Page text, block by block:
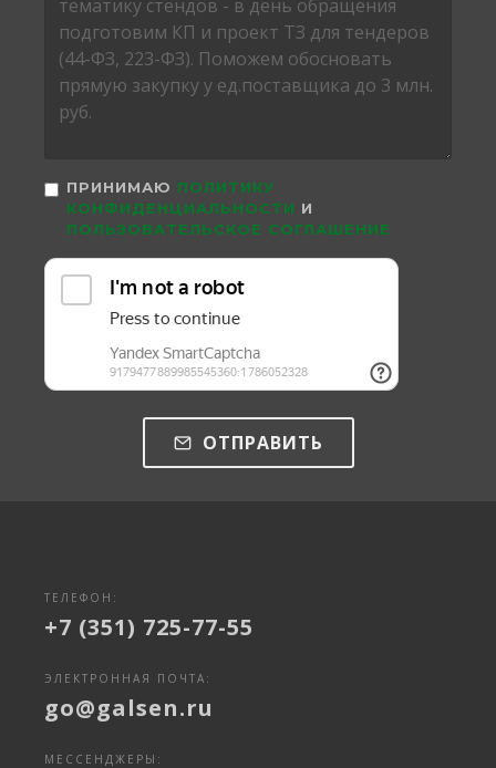
ПРИНИМАЮ ПОЛИТИКУ
КОНФИДЕНЦИАЛЬНОСТИ И
ПОЛЬЗОВАТЕЛЬСКОЕ СОГЛАШЕНИЕ
ОТПРАВИТЬ
ТЕЛЕФОН:
+7 (351) 725-77-55
ЭЛЕКТРОННАЯ ПОЧТА:
go@galsen.ru
МЕССЕНДЖЕРЫ: